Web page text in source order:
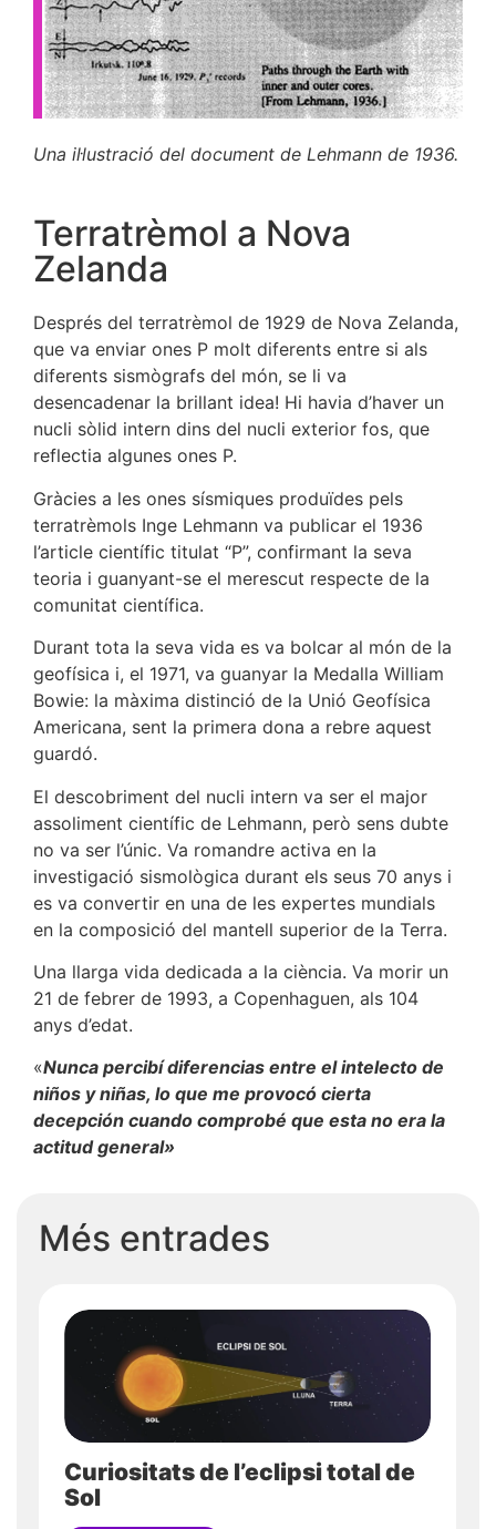
Una il·lustració del document de Lehmann de 1936.
Terratrèmol a Nova
Zelanda
Després del terratrèmol de 1929 de Nova Zelanda,
que va enviar ones P molt diferents entre si als
diferents sismògrafs del món, se li va
desencadenar la brillant idea! Hi havia d’haver un
nucli sòlid intern dins del nucli exterior fos, que
reflectia algunes ones P.
Gràcies a les ones sísmiques produïdes pels
terratrèmols Inge Lehmann va publicar el 1936
l’article científic titulat “P”, confirmant la seva
teoria i guanyant-se el merescut respecte de la
comunitat científica.
Durant tota la seva vida es va bolcar al món de la
geofísica i, el 1971, va guanyar la Medalla William
Bowie: la màxima distinció de la Unió Geofísica
Americana, sent la primera dona a rebre aquest
guardó.
El descobriment del nucli intern va ser el major
assoliment científic de Lehmann, però sens dubte
no va ser l’únic. Va romandre activa en la
investigació sismològica durant els seus 70 anys i
es va convertir en una de les expertes mundials
en la composició del mantell superior de la Terra.
Una llarga vida dedicada a la ciència. Va morir un
21 de febrer de 1993, a Copenhaguen, als 104
anys d’edat.
«Nunca percibí diferencias entre el intelecto de
niños y niñas, lo que me provocó cierta
decepción cuando comprobé que esta no era la
actitud general»
Més entrades
Curiositats de l’eclipsi total de
Sol